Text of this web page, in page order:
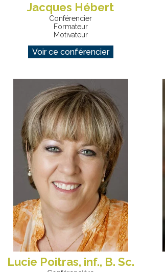
Jacques Hébert
Conférencier
Formateur
Motivateur
Voir ce conférencier
Lucie Poitras, inf., B. Sc.